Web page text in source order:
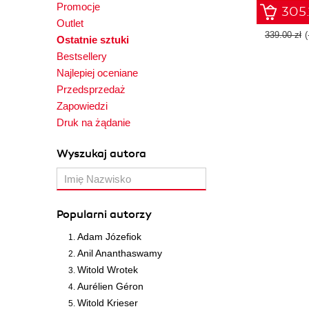
Promocje
Outlet
Ostatnie sztuki
Bestsellery
Najlepiej oceniane
Przedsprzedaż
Zapowiedzi
Druk na żądanie
Wyszukaj autora
Popularni autorzy
Adam Józefiok
Anil Ananthaswamy
Witold Wrotek
Aurélien Géron
Witold Krieser
339.00 zł